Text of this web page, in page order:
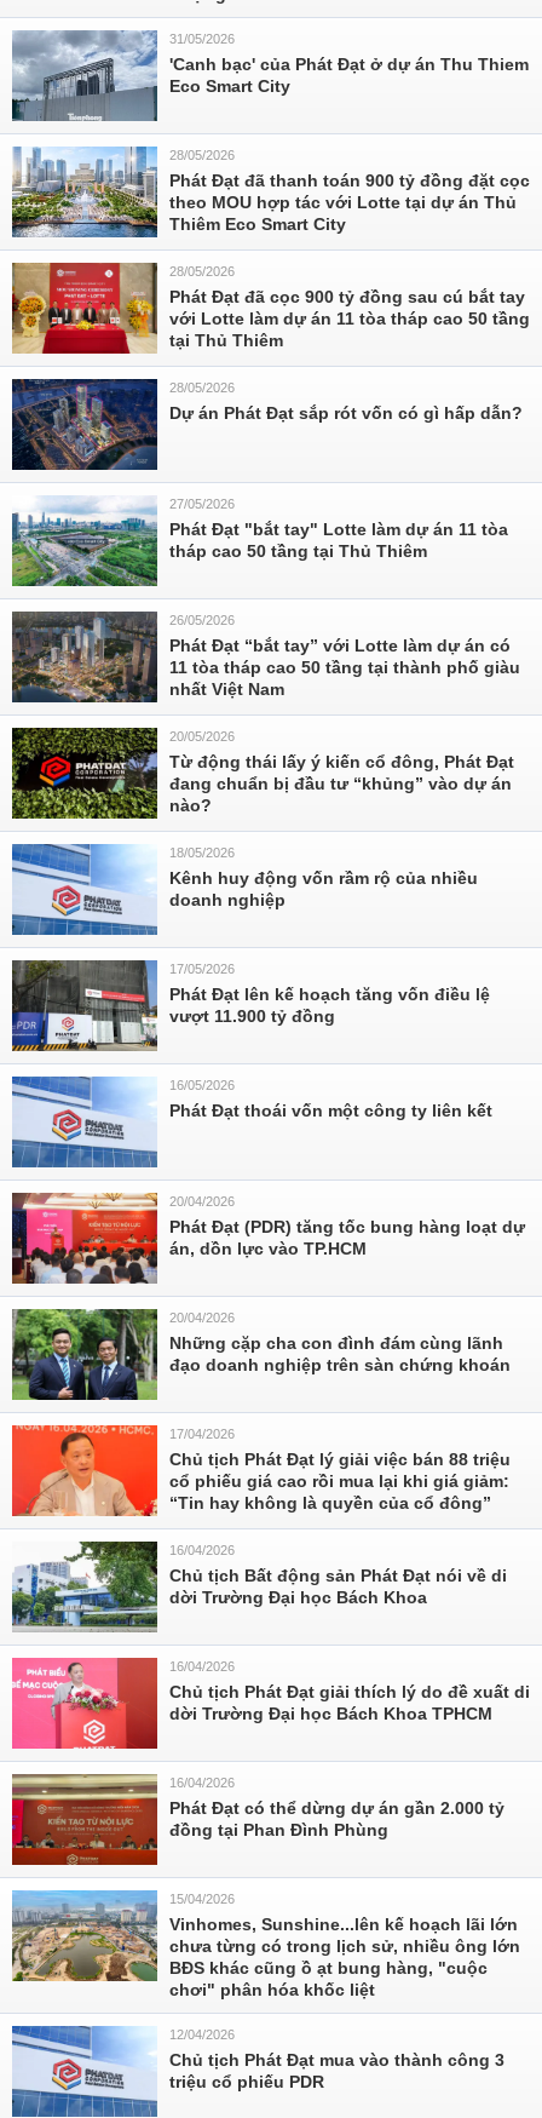
31/05/2026
'Canh bạc' của Phát Đạt ở dự án Thu Thiem
Eco Smart City
28/05/2026
Phát Đạt đã thanh toán 900 tỷ đồng đặt cọc
theo MOU hợp tác với Lotte tại dự án Thủ
Thiêm Eco Smart City
28/05/2026
Phát Đạt đã cọc 900 tỷ đồng sau cú bắt tay
với Lotte làm dự án 11 tòa tháp cao 50 tầng
tại Thủ Thiêm
28/05/2026
Dự án Phát Đạt sắp rót vốn có gì hấp dẫn?
27/05/2026
Phát Đạt "bắt tay" Lotte làm dự án 11 tòa
tháp cao 50 tầng tại Thủ Thiêm
26/05/2026
Phát Đạt “bắt tay” với Lotte làm dự án có
11 tòa tháp cao 50 tầng tại thành phố giàu
nhất Việt Nam
20/05/2026
Từ động thái lấy ý kiến cổ đông, Phát Đạt
đang chuẩn bị đầu tư “khủng” vào dự án
nào?
18/05/2026
Kênh huy động vốn rầm rộ của nhiều
doanh nghiệp
17/05/2026
Phát Đạt lên kế hoạch tăng vốn điều lệ
vượt 11.900 tỷ đồng
16/05/2026
Phát Đạt thoái vốn một công ty liên kết
20/04/2026
Phát Đạt (PDR) tăng tốc bung hàng loạt dự
án, dồn lực vào TP.HCM
20/04/2026
Những cặp cha con đình đám cùng lãnh
đạo doanh nghiệp trên sàn chứng khoán
17/04/2026
Chủ tịch Phát Đạt lý giải việc bán 88 triệu
cổ phiếu giá cao rồi mua lại khi giá giảm:
“Tin hay không là quyền của cổ đông”
16/04/2026
Chủ tịch Bất động sản Phát Đạt nói về di
dời Trường Đại học Bách Khoa
16/04/2026
Chủ tịch Phát Đạt giải thích lý do đề xuất di
dời Trường Đại học Bách Khoa TPHCM
16/04/2026
Phát Đạt có thể dừng dự án gần 2.000 tỷ
đồng tại Phan Đình Phùng
15/04/2026
Vinhomes, Sunshine...lên kế hoạch lãi lớn
chưa từng có trong lịch sử, nhiều ông lớn
BĐS khác cũng ồ ạt bung hàng, "cuộc
chơi" phân hóa khốc liệt
12/04/2026
Chủ tịch Phát Đạt mua vào thành công 3
triệu cổ phiếu PDR